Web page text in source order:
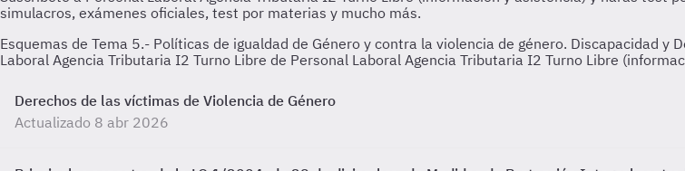
Esquemas de Tema 5.- Políticas de igualdad de Género y contra la violencia de género. Discapacidad y
Laboral Agencia Tributaria I2 Turno Libre de Personal Laboral Agencia Tributaria I2 Turno Libre
Derechos de las víctimas de Violencia de Género
Actualizado 8 abr 2026